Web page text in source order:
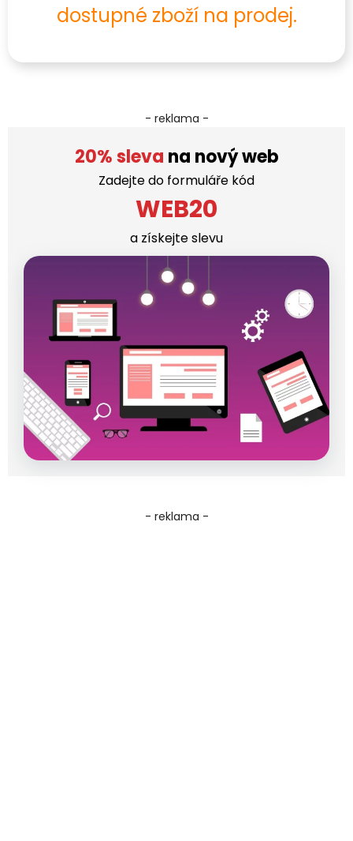
dostupné zboží na prodej.
- reklama -
20% sleva na nový web
Zadejte do formuláře kód
WEB20
a získejte slevu
- reklama -